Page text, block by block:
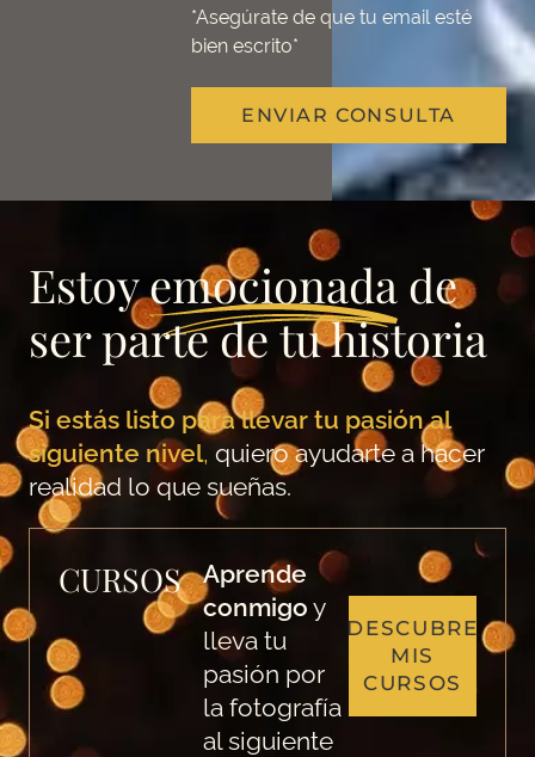
*Asegúrate de que tu email esté
bien escrito*
ENVIAR CONSULTA
Estoyemocionadade
ser parte de tu historia
Si estás listo para llevar tu pasión al
siguiente nivel, quiero ayudarte a hacer
realidad lo que sueñas.
CURSOS
Aprende
conmigo y
lleva tu
pasión por
la fotografía
al siguiente
DESCUBRE
MIS
CURSOS